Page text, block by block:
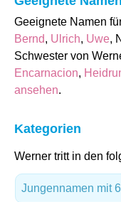
Geeignete Namen
Bernd, Ulrich, Uwe,
Schwester von
Encarnacion,
ansehen.
Kategorien
Werner tritt in den
Jungennamen mit